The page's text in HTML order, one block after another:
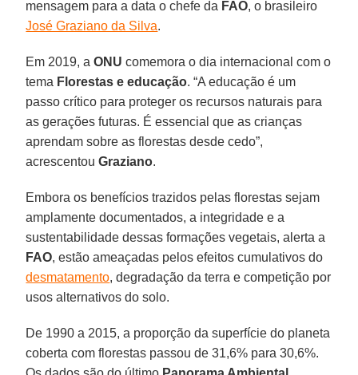
mensagem para a data o chefe da FAO, o brasileiro
José Graziano da Silva.
Em 2019, aONU comemora o dia internacional com o
tema Florestas e educação. “A educação é um
passo crítico para proteger os recursos naturais para
as gerações futuras. É essencial que as crianças
aprendam sobre as florestas desde cedo”,
acrescentouGraziano.
Embora os benefícios trazidos pelas florestas sejam
amplamente documentados, a integridade e a
sustentabilidade dessas formações vegetais, alerta a
FAO, estão ameaçadas pelos efeitos cumulativos do
desmatamento, degradação da terra e competição por
usos alternativos do solo.
De 1990 a 2015, a proporção da superfície do planeta
coberta com florestas passou de 31,6% para 30,6%.